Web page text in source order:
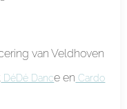
van Veldhoven
DéDé Dance en Cardo